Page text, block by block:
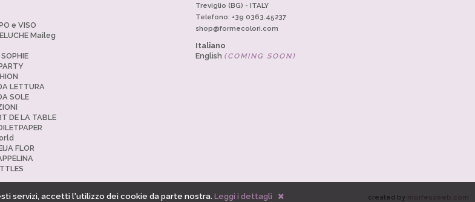
e VISO
Maileg
LETTURA
SOLE
DE LA TABLE
FLOR
Treviglio (BG) - ITALY
Telefono: +39 0363.45237
shop@formecolori.com
Italiano
English (COMING SOON)
created by morfeusweb.com
servizi, accetti l'utilizzo dei cookie da parte nostra. Leggi i dettagli